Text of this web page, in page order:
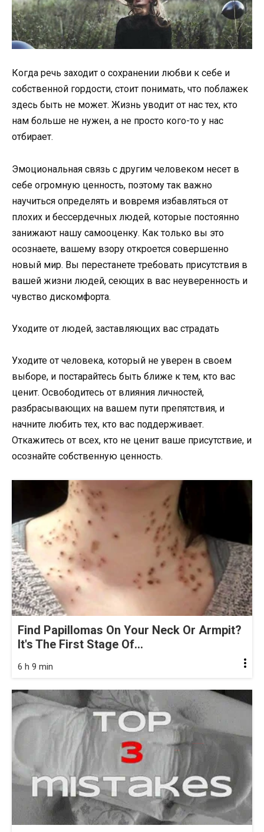
Когда речь заходит о сохранении любви к себе и
собственной гордости, стоит понимать, что поблажек
здесь быть не может. Жизнь уводит от нас тех, кто
нам больше не нужен, а не просто кого-то у нас
отбирает.
Эмоциональная связь с другим человеком несет в
себе огромную ценность, поэтому так важно
научиться определять и вовремя избавляться от
плохих и бессердечных людей, которые постоянно
занижают нашу самооценку. Как только вы это
осознаете, вашему взору откроется совершенно
новый мир. Вы перестанете требовать присутствия в
вашей жизни людей, сеющих в вас неуверенность и
чувство дискомфорта.
Уходите от людей, заставляющих вас страдать
Уходите от человека, который не уверен в своем
выборе, и постарайтесь быть ближе к тем, кто вас
ценит. Освободитесь от влияния личностей,
разбрасывающих на вашем пути препятствия, и
начните любить тех, кто вас поддерживает.
Откажитесь от всех, кто не ценит ваше присутствие, и
осознайте собственную ценность.
Find Papillomas On Your Neck Or Armpit?
It's The First Stage Of...
6 h 9 min